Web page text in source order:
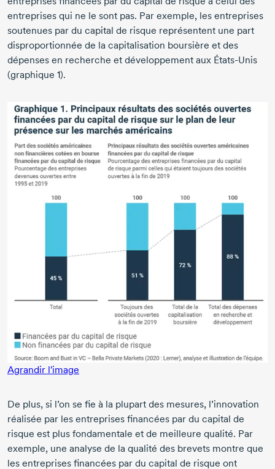
entreprises qui ne le sont pas. Par exemple, les entreprises
soutenues par du capital de risque représentent une part
disproportionnée de la capitalisation boursière et des
dépenses en recherche et développement aux États-Unis
(graphique 1).
Agrandir l'image
De plus, si l’on se fie à la plupart des mesures, l’innovation
réalisée par les entreprises financées par du capital de
risque est plus fondamentale et de meilleure qualité. Par
exemple, une analyse de la qualité des brevets montre que
les entreprises financées par du capital de risque ont